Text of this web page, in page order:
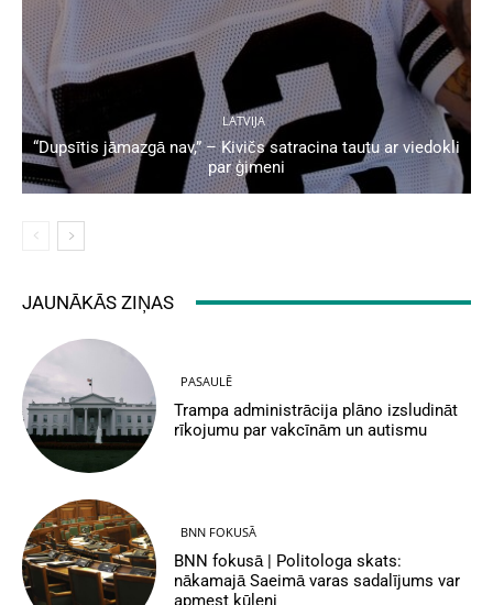
LATVIJA
“Dupsītis jāmazgā nav,” – Kivičs satracina tautu ar viedokli
par ģimeni
JAUNĀKĀS ZIŅAS
PASAULĒ
Trampa administrācija plāno izsludināt
rīkojumu par vakcīnām un autismu
BNN FOKUSĀ
BNN fokusā | Politologa skats:
nākamajā Saeimā varas sadalījums var
apmest kūleni